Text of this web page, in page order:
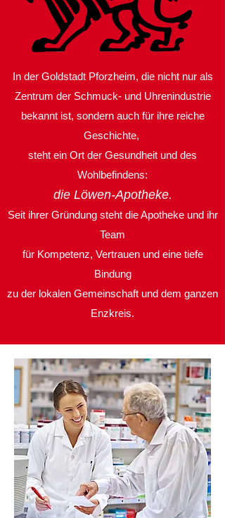
In der Goldstadt Pforzheim, die nicht nur als
Zentrum der Schmuck- und Uhrenindustrie
bekannt ist, sondern auch für ihre reiche
Geschichte,
steht ein Ort der Gesundheit und des
Wohlbefindens:
die Löwen-Apotheke.
Seit ihrer Gründung steht die Apotheke und ihr
Team
für Kompetenz, Vertrauen und eine tiefe
Bindung
zu der lokalen Gemeinschaft und dem ganzen
Enzkreis.